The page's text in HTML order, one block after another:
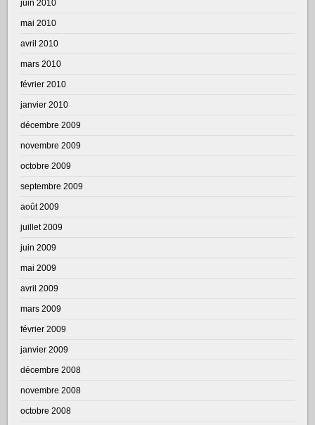
juin 2010
mai 2010
avril 2010
mars 2010
février 2010
janvier 2010
décembre 2009
novembre 2009
octobre 2009
septembre 2009
août 2009
juillet 2009
juin 2009
mai 2009
avril 2009
mars 2009
février 2009
janvier 2009
décembre 2008
novembre 2008
octobre 2008